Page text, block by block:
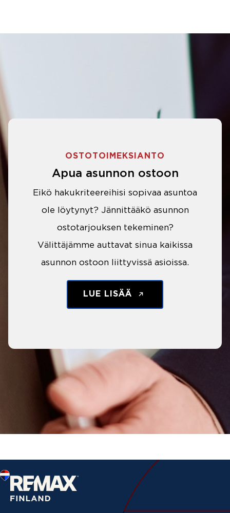
OSTOTOIMEKSIANTO
Apua asunnon ostoon
Eikö hakukriteereihisi sopivaa asuntoa
ole löytynyt? Jännittääkö asunnon
ostotarjouksen tekeminen?
Välittäjämme auttavat sinua kaikissa
asunnon ostoon liittyvissä asioissa.
LUE LISÄÄ